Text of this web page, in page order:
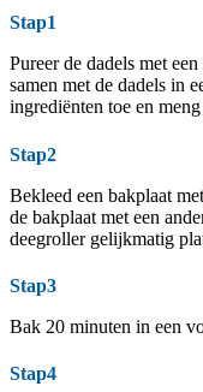
Stap1
Pureer de dadels met
samen met de dadels in
ingrediënten toe en
Stap2
Bekleed een bakplaat
de bakplaat met een
deegroller gelijkmatig
Stap3
Bak 20 minuten in een
Stap4